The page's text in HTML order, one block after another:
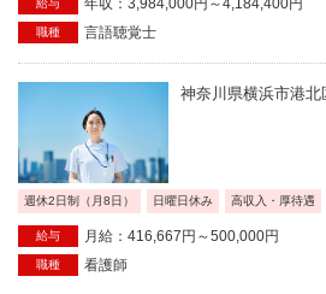
給与 年収：3,984,000円～4,184,400円
職種 言語聴覚士
神奈川県横浜市港北
週休2日制（月8日） 日曜日休み 高収入・厚待遇
給与 月給：416,667円～500,000円
職種 看護師